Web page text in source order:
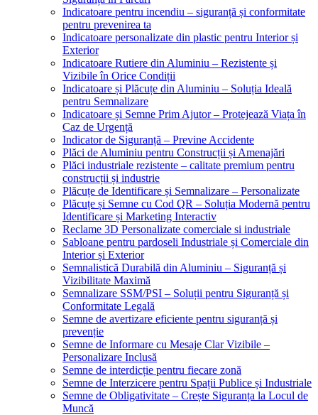
Indicatoare pentru incendiu – siguranță și conformitate
pentru prevenirea ta
Indicatoare personalizate din plastic pentru Interior și
Exterior
Indicatoare Rutiere din Aluminiu – Rezistente și
Vizibile în Orice Condiții
Indicatoare și Plăcuțe din Aluminiu – Soluția Ideală
pentru Semnalizare
Indicatoare și Semne Prim Ajutor – Protejează Viața în
Caz de Urgență
Indicator de Siguranță – Previne Accidente
Plăci de Aluminiu pentru Construcții și Amenajări
Plăci industriale rezistente – calitate premium pentru
construcții și industrie
Plăcuțe de Identificare și Semnalizare – Personalizate
Plăcuțe și Semne cu Cod QR – Soluția Modernă pentru
Identificare și Marketing Interactiv
Reclame 3D Personalizate comerciale si industriale
Sabloane pentru pardoseli Industriale și Comerciale din
Interior și Exterior
Semnalistică Durabilă din Aluminiu – Siguranță și
Vizibilitate Maximă
Semnalizare SSM/PSI – Soluții pentru Siguranță și
Conformitate Legală
Semne de avertizare eficiente pentru siguranță și
prevenție
Semne de Informare cu Mesaje Clar Vizibile –
Personalizare Inclusă
Semne de interdicție pentru fiecare zonă
Semne de Interzicere pentru Spații Publice și Industriale
Semne de Obligativitate – Crește Siguranța la Locul de
Muncă